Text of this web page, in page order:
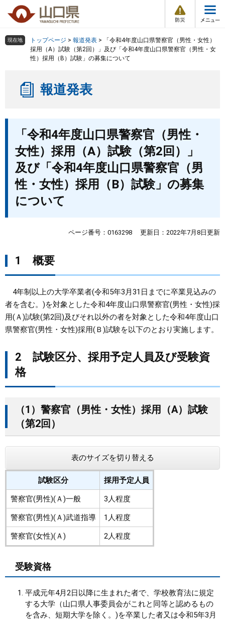
の
ー
情
報
メ
ュ
組織で探す
くらし・環境
健康・福祉
教育・文化・スポーツ
検索の仕方 組織で探す
現在地 トップページ > 報道発表 >
「令和4年度山口県警察官（男性・女性）
採用（A）試験（第2回）」及び「令和4年度山口県警察官（男性・女
性）採用（B）試験」の募集について
報道発表
「令和4年度山口県警察官（男性・
女性）採用（A）試験（第2回）」
及び「令和4年度山口県警察官（男
性・女性）採用（B）試験」の募集
について
ページ番号：0163298 更新日：2022年7月8日更新
1 概要
4年制以上の大学卒業者(令和5年3月31日までに卒業見込みの
者を含む。)を対象とした令和4年度山口県警察官(男性・女性)採
用(Ａ)試験(第2回)及びそれ以外の者を対象とした令和4年度山口
県警察官(男性・女性)採用(Ｂ)試験を以下のとおり実施します。
2 試験区分、採用予定人員及び受験資
格
（1）警察官（男性・女性）採用（A）試験
（第2回）
表のサイズを切り替える
試験区分 採用予定人員
警察官(男性)(Ａ)一般 3人程度
警察官(男性)(Ａ)武道指導 1人程度
警察官(女性)(Ａ) 2人程度
受験資格
平成元年4月2日以降に生まれた者で、学校教育法に規定
する大学（山口県人事委員会がこれと同等と認めるもの
を含み、短期大学を除く。)を卒業した者又は令和5年3月